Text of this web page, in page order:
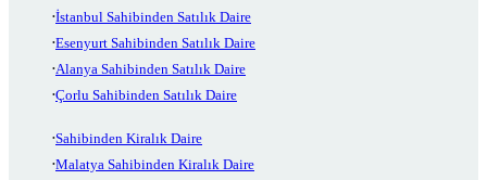
İstanbul Sahibinden Satılık Daire
Esenyurt Sahibinden Satılık Daire
Alanya Sahibinden Satılık Daire
Çorlu Sahibinden Satılık Daire
Sahibinden Kiralık Daire
Malatya Sahibinden Kiralık Daire